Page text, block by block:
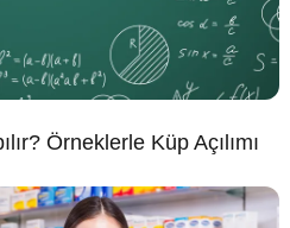
Örneklerle Küp Açılımı